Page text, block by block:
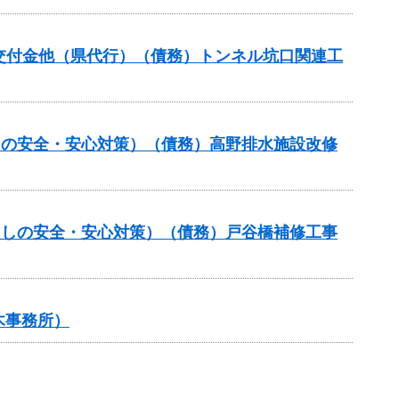
金他（県代行）（債務）トンネル坑口関連工
全・安心対策）（債務）高野排水施設改修
安全・安心対策）（債務）戸谷橋補修工事
務所）